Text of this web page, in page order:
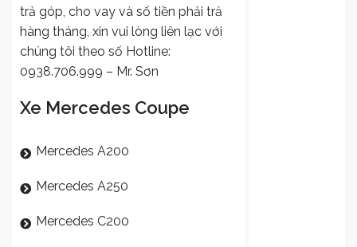
trả góp, cho vay và số tiền phải trả
hàng tháng, xin vui lòng liên lạc với
chúng tôi theo số Hotline:
0938.706.999 – Mr. Sơn
Xe Mercedes Coupe
Mercedes A200
Mercedes A250
Mercedes C200